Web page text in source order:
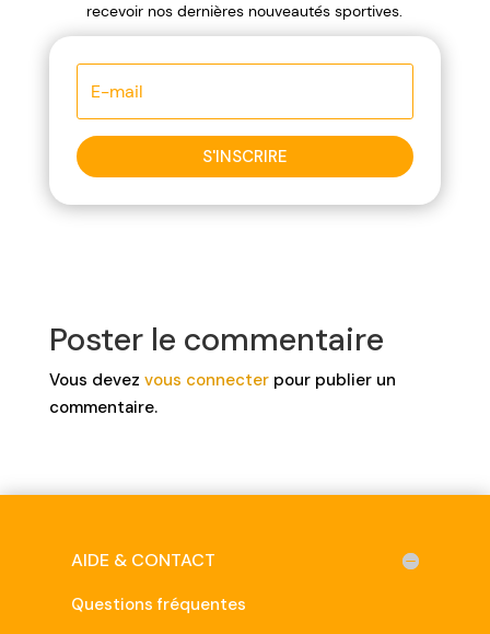
recevoir nos dernières nouveautés sportives.
S'INSCRIRE
Poster le commentaire
Vous devez vous connecterpour publier un
commentaire.
AIDE & CONTACT
Questions fréquentes